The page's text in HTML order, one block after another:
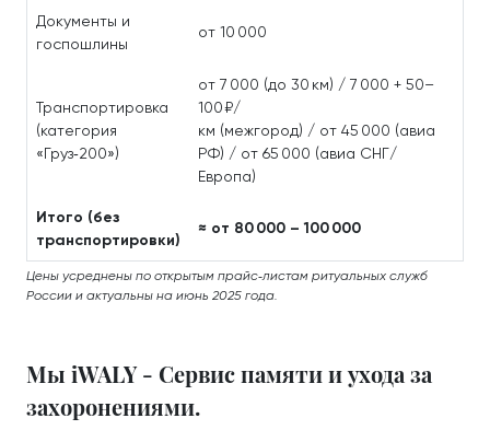
Документы и
госпошлины
от 10 000
Транспортировка
(категория
«Груз‑200»)
от 7 000 (до 30 км) / 7 000 + 50–
100 ₽/
км (межгород) / от 45 000 (авиа
РФ) / от 65 000 (авиа СНГ/
Европа)
Итого (без
транспортировки)
≈ от 80 000 – 100 000
Цены усреднены по открытым прайс‑листам ритуальных служб
России и актуальны на июнь 2025 года.
Мы iWALY - Сервис памяти и ухода за
захоронениями.